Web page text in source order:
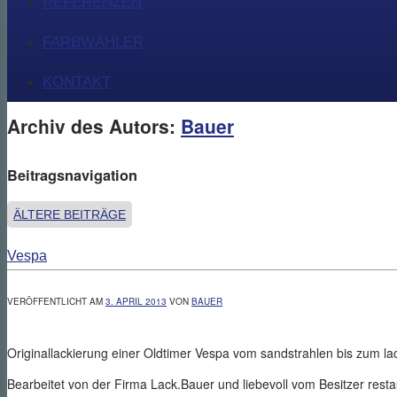
FARBWÄHLER
KONTAKT
Archiv des Autors: Bauer
Beitragsnavigation
ÄLTERE BEITRÄGE
Vespa
VERÖFFENTLICHT AM 3. APRIL 2013 VON BAUER
Originallackierung einer Oldtimer Vespa vom sandstrahlen bis zum
Bearbeitet von der Firma Lack.Bauer und liebevoll vom Besitzer